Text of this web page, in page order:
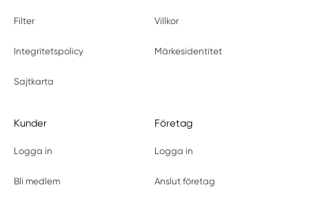
Filter Villkor
Integritetspolicy Märkesidentitet
Sajtkarta
Kunder
Logga in
Bli medlem
Företag
Logga in
Anslut företag